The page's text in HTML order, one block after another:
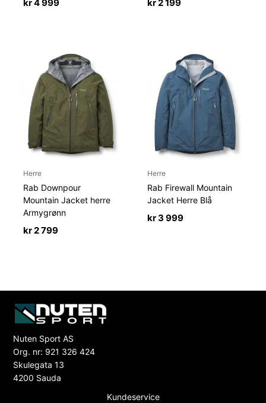
kr4 999 kr 2 199
Herre
Rab Downpour
Mountain Jacket herre
Armygrønn
kr2 799
Herre
Rab Firewall Mountain
Jacket Herre Blå
kr3 999
Nuten Sport AS
Org. nr: 921 326 424
Skulegata 13
4200 Sauda
Kundeservice